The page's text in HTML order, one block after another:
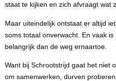
staat te kijken en zich afvraagt wat
Maar uiteindelijk ontstaat er altijd
soms totaal onverwacht. En vaak
belangrijk dan de weg ernaartoe.
Want bij Schrootstrijd gaat het niet
om samenwerken, durven